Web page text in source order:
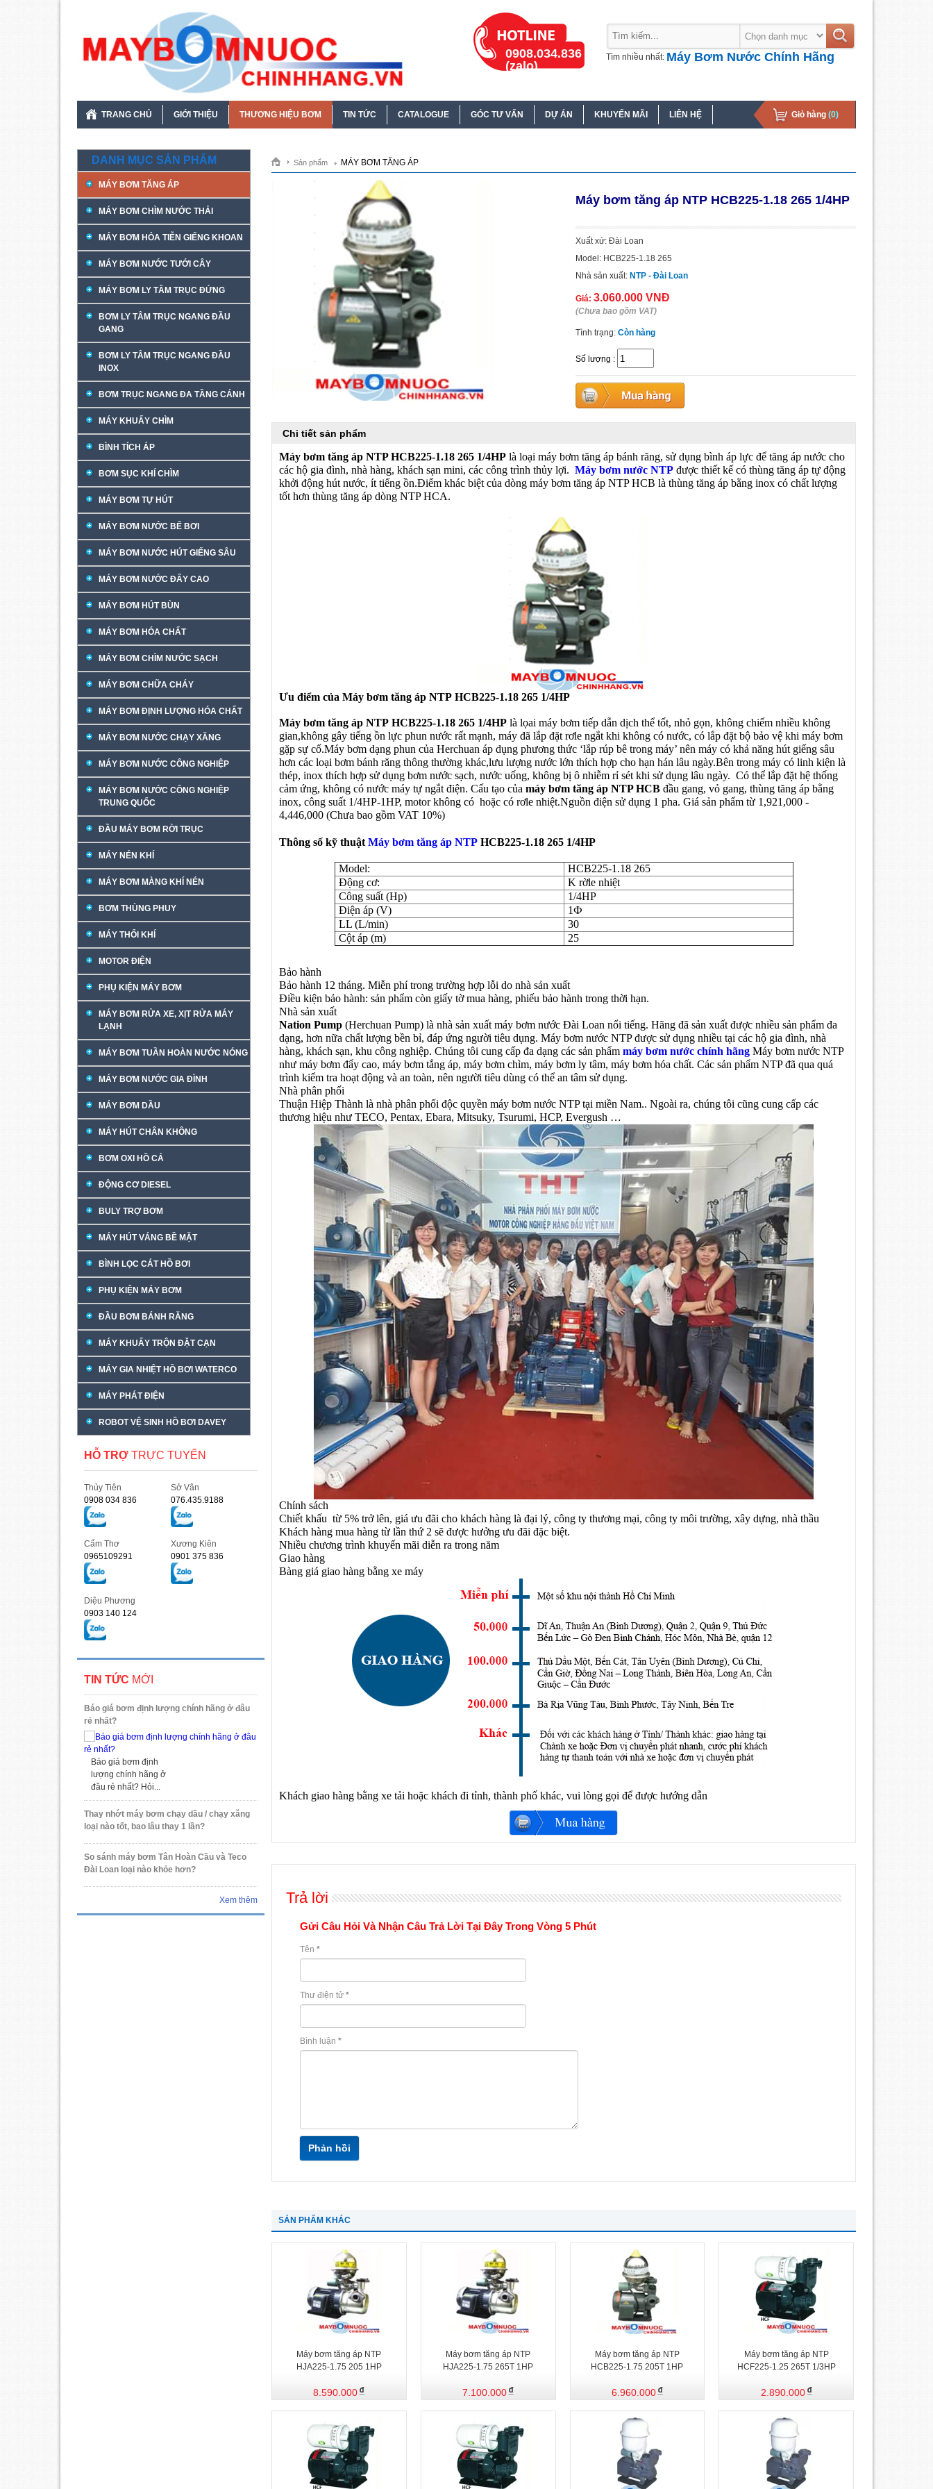
Tìm nhiều nhất: Máy Bơm Nước Chính Hãng
0908.034.836
(zalo)
TRANG CHỦ GIỚI THIỆU THƯƠNG HIỆU BƠM TIN TỨC CATALOGUE GÓC TƯ VẤN DỰ ÁN KHUYẾN MÃI LIÊN HỆ Giỏ hàng (0)
DANH MỤC SẢN PHẨM
MÁY BƠM TĂNG ÁP
MÁY BƠM CHÌM NƯỚC THẢI
MÁY BƠM HỎA TIỄN GIẾNG KHOAN
MÁY BƠM NƯỚC TƯỚI CÂY
MÁY BƠM LY TÂM TRỤC ĐỨNG
BƠM LY TÂM TRỤC NGANG ĐẦU
GANG
BƠM LY TÂM TRỤC NGANG ĐẦU
INOX
BƠM TRỤC NGANG ĐA TẦNG CÁNH
MÁY KHUẤY CHÌM
BÌNH TÍCH ÁP
BƠM SỤC KHÍ CHÌM
MÁY BƠM TỰ HÚT
MÁY BƠM NƯỚC BỂ BƠI
MÁY BƠM NƯỚC HÚT GIẾNG SÂU
MÁY BƠM NƯỚC ĐẨY CAO
MÁY BƠM HÚT BÙN
MÁY BƠM HÓA CHẤT
MÁY BƠM CHÌM NƯỚC SẠCH
MÁY BƠM CHỮA CHÁY
MÁY BƠM ĐỊNH LƯỢNG HÓA CHẤT
MÁY BƠM NƯỚC CHẠY XĂNG
MÁY BƠM NƯỚC CÔNG NGHIỆP
MÁY BƠM NƯỚC CÔNG NGHIỆP
TRUNG QUỐC
ĐẦU MÁY BƠM RỜI TRỤC
MÁY NÉN KHÍ
MÁY BƠM MÀNG KHÍ NÉN
BƠM THÙNG PHUY
MÁY THỔI KHÍ
MOTOR ĐIỆN
PHỤ KIỆN MÁY BƠM
MÁY BƠM RỬA XE, XỊT RỬA MÁY
LẠNH
MÁY BƠM TUẦN HOÀN NƯỚC NÓNG
MÁY BƠM NƯỚC GIA ĐÌNH
MÁY BƠM DẦU
MÁY HÚT CHÂN KHÔNG
BƠM OXI HỒ CÁ
ĐỘNG CƠ DIESEL
BULY TRỢ BƠM
MÁY HÚT VÁNG BỀ MẶT
BÌNH LỌC CÁT HỒ BƠI
PHỤ KIỆN MÁY BƠM
ĐẦU BƠM BÁNH RĂNG
MÁY KHUẤY TRỘN ĐẶT CẠN
MÁY GIA NHIỆT HỒ BƠI WATERCO
MÁY PHÁT ĐIỆN
ROBOT VỆ SINH HỒ BƠI DAVEY
HỖ TRỢ TRỰC TUYẾN
Thủy Tiên
0908 034 836
Sở Vân
076.435.9188
Cẩm Thơ
0965109291
Xương Kiên
0901 375 836
Diệu Phương
0903 140 124
TIN TỨC MỚI
Báo giá bơm định lượng chính hãng ở đâu
rẻ nhất?
Báo giá bơm định
lượng chính hãng ở
đâu rẻ nhất? Hỏi...
Thay nhớt máy bơm chạy dầu / chạy xăng
loại nào tốt, bao lâu thay 1 lần?
So sánh máy bơm Tân Hoàn Cầu và Teco
Đài Loan loại nào khỏe hơn?
Xem thêm
Sản phẩm MÁY BƠM TĂNG ÁP
Máy bơm tăng áp NTP HCB225-1.18 265 1/4HP
Xuất xứ: Đài Loan
Model: HCB225-1.18 265
Nhà sản xuất: NTP - Đài Loan
Giá: 3.060.000 VNĐ
(Chưa bao gồm VAT)
Tình trạng: Còn hàng
Số lượng :
Chi tiết sản phẩm
Máy bơm tăng áp NTP HCB225-1.18 265 1/4HP là loại máy bơm tăng áp bánh răng, sử dụng bình áp lực để tăng áp nước cho
các hộ gia đình, nhà hàng, khách sạn mini, các công trình thủy lợi. Máy bơm nước NTP được thiết kế có thùng tăng áp tự động
khởi động hút nước, ít tiếng ồn.Điểm khác biệt của dòng máy bơm tăng áp NTP HCB là thùng tăng áp bằng inox có chất lượng
tốt hơn thùng tăng áp dòng NTP HCA.
Ưu điểm của Máy bơm tăng áp NTP HCB225-1.18 265 1/4HP
Máy bơm tăng áp NTP HCB225-1.18 265 1/4HP là lọai máy bơm tiếp dẫn dịch thể tốt, nhỏ gọn, không chiếm nhiều không
gian,không gây tiếng ồn lực phun nước rất mạnh, máy đã lắp đặt rơle ngắt khi không có nước, có lắp đặt bộ bảo vệ khi máy bơm
gặp sự cố.Máy bơm dạng phun của Herchuan áp dụng phương thức ‘lắp rúp bê trong máy’ nên máy có khả năng hút giếng sâu
hơn các loại bơm bánh răng thông thường khác,lưu lượng nước lớn thích hợp cho hạn hán lâu ngày.Bên trong máy có linh kiện là
thép, inox thích hợp sử dụng bơm nước sạch, nước uống, không bị ô nhiễm rỉ sét khi sử dụng lâu ngày. Có thể lắp đặt hệ thống
cảm ứng, không có nước máy tự ngắt điện. Cấu tạo của máy bơm tăng áp NTP HCB đầu gang, vỏ gang, thùng tăng áp bằng
inox, công suất 1/4HP-1HP, motor không có hoặc có rơle nhiệt.Nguồn điện sử dụng 1 pha. Giá sản phẩm từ 1,921,000 -
4,446,000 (Chưa bao gồm VAT 10%)
Thông số kỹ thuật Máy bơm tăng áp NTP HCB225-1.18 265 1/4HP
Model:
HCB225-1.18 265
Động cơ:
K rờle nhiệt
Công suất (Hp)
1/4HP
Điện áp (V)
1Ф
LL (L/min)
30
Cột áp (m)
25
Bảo hành
Bảo hành 12 tháng. Miễn phí trong trường hợp lỗi do nhà sản xuất
Điều kiện bảo hành: sản phẩm còn giấy tờ mua hàng, phiếu bảo hành trong thời hạn.
Nhà sản xuất
Nation Pump (Herchuan Pump) là nhà sản xuất máy bơm nước Đài Loan nổi tiếng. Hãng đã sản xuất được nhiều sản phẩm đa
dạng, hơn nữa chất lượng bền bỉ, đáp ứng người tiêu dụng. Máy bơm nước NTP được sử dụng nhiều tại các hộ gia đình, nhà
hàng, khách sạn, khu công nghiệp. Chúng tôi cung cấp đa dạng các sản phẩm máy bơm nước chính hãng Máy bơm nước NTP
như máy bơm đẩy cao, máy bơm tắng áp, máy bơm chìm, máy bơm ly tâm, máy bơm hóa chất. Các sản phẩm NTP đã qua quá
trình kiểm tra hoạt động và an toàn, nên người tiêu dùng có thể an tâm sử dụng.
Nhà phân phối
Thuận Hiệp Thành là nhà phân phối độc quyền máy bơm nước NTP tại miền Nam.. Ngoài ra, chúng tôi cũng cung cấp các
thương hiệu như TECO, Pentax, Ebara, Mitsuky, Tsurumi, HCP, Evergush …
Chính sách
Chiết khấu từ 5% trở lên, giá ưu đãi cho khách hàng là đại lý, công ty thương mại, công ty môi trường, xây dựng, nhà thầu
Khách hàng mua hàng từ lần thứ 2 sẽ được hưởng ưu đãi đặc biệt.
Nhiều chương trình khuyến mãi diễn ra trong năm
Giao hàng
Bàng giá giao hàng bằng xe máy
Khách giao hàng bằng xe tải hoặc khách đi tỉnh, thành phố khác, vui lòng gọi để được hướng dẫn
Trả lời
Gửi Câu Hỏi Và Nhận Câu Trả Lời Tại Đây Trong Vòng 5 Phút
Tên *
Thư điện tử *
Bình luận *
Phản hồi
SẢN PHẨM KHÁC
Máy bơm tăng áp NTP
HJA225-1.75 205 1HP
8.590.000
Máy bơm tăng áp NTP
HJA225-1.75 265T 1HP
7.100.000
Máy bơm tăng áp NTP
HCB225-1.75 205T 1HP
6.960.000
Máy bơm tăng áp NTP
HCF225-1.25 265T 1/3HP
2.890.000